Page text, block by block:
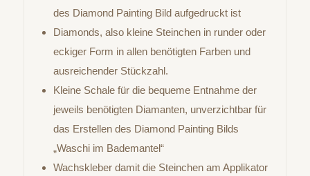
des Diamond Painting Bild aufgedruckt ist
Diamonds, also kleine Steinchen in runder oder
eckiger Form in allen benötigten Farben und
ausreichender Stückzahl.
Kleine Schale für die bequeme Entnahme der
jeweils benötigten Diamanten, unverzichtbar für
das Erstellen des Diamond Painting Bilds
„Waschi im Bademantel“
Wachskleber damit die Steinchen am Applikator